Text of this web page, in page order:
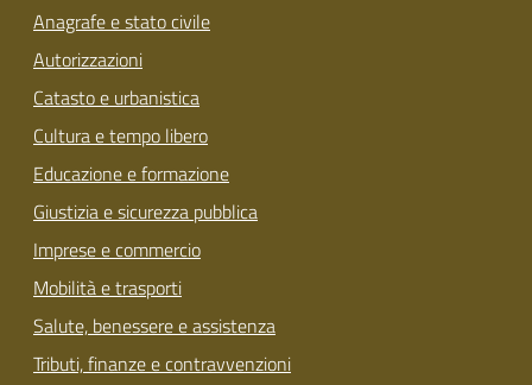
Anagrafe e stato civile
Autorizzazioni
Catasto e urbanistica
Cultura e tempo libero
Educazione e formazione
Giustizia e sicurezza pubblica
Imprese e commercio
Mobilità e trasporti
Salute, benessere e assistenza
Tributi, finanze e contravvenzioni